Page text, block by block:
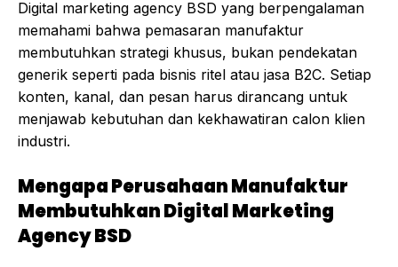
Digital marketing agency BSD yang berpengalaman
memahami bahwa pemasaran manufaktur
membutuhkan strategi khusus, bukan pendekatan
generik seperti pada bisnis ritel atau jasa B2C. Setiap
konten, kanal, dan pesan harus dirancang untuk
menjawab kebutuhan dan kekhawatiran calon klien
industri.
Mengapa Perusahaan Manufaktur
Membutuhkan Digital Marketing
Agency BSD